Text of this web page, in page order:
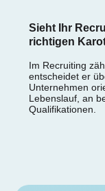
Sieht Ihr
richtigen
Im Recruiting
entscheidet er
Unternehmen
Lebenslauf, an
Qualifikationen.